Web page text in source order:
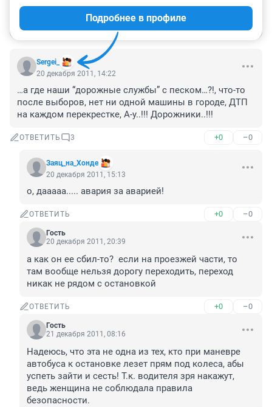
Sergei_
Подробнее в профиле
20 декабря 2011, 14:22
…а где наши “дорожные службы” с песком…?!, что-то
после выборов, нет ни одной машины в городе, ДТП
на каждом перекрестке, А-у..!!! Дорожники..!!!
ОТВЕТИТЬ 3 +0 –0
Заяц_на_Хонде
20 декабря 2011, 15:13
о, дааааа..... авария за аварией!
ОТВЕТИТЬ +0 –0
Гость
20 декабря 2011, 20:39
а как он ее сбил-то?  если на проезжей части, то
там вообще нельзя дорогу переходить, переход
никак не рядом с остановкой
ОТВЕТИТЬ +0 –0
Гость
21 декабря 2011, 08:16
Надеюсь, что эта не одна из тех, кто при маневре
автобуса к остановке лезет прям под колеса, абы
успеть зайти и сесть! Т.к. водителя зря накажут,
ведь женщина не соблюдала правила
безопасности.